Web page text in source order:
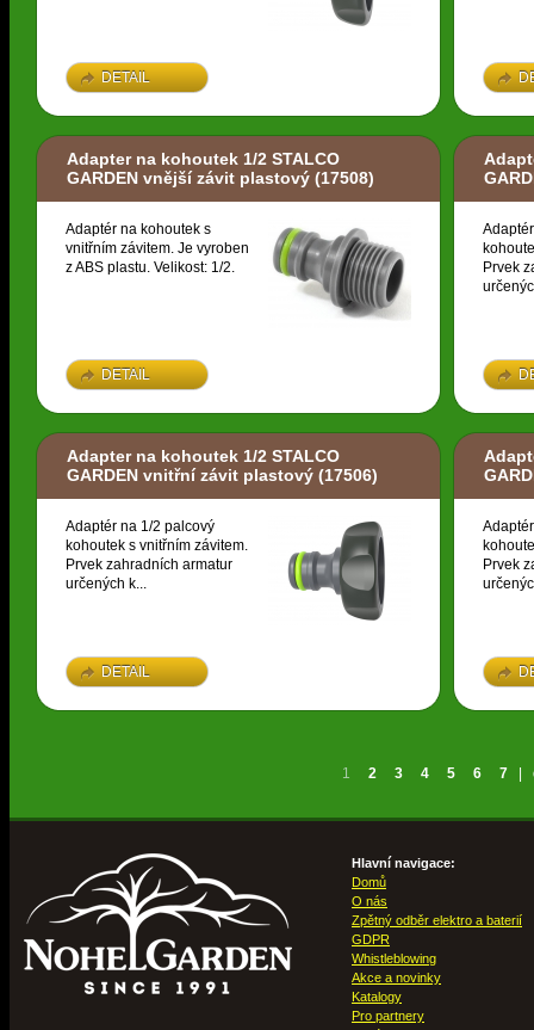
DETAIL
Adapter na kohoutek 1/2 STALCO
GARDEN vnější závit plastový (17508)
Adaptér na kohoutek s
vnitřním závitem. Je vyroben
z ABS plastu. Velikost: 1/2.
DETAIL
Prvek
Adapter na kohoutek 1/2 STALCO
GARDEN vnitřní závit plastový (17506)
Adaptér na 1/2 palcový
kohoutek s vnitřním závitem.
Prvek zahradních armatur
určených k...
DETAIL
Prvek
1 2 3 4 5 6 7
Hlavní navigace:
Domů
O nás
Zpětný odběr elektro a baterií
GDPR
Whistleblowing
Akce a novinky
Katalogy
Pro partnery